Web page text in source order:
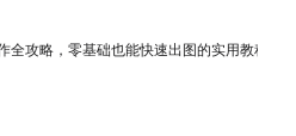
全攻略，零基础也能快速出图的实用教程